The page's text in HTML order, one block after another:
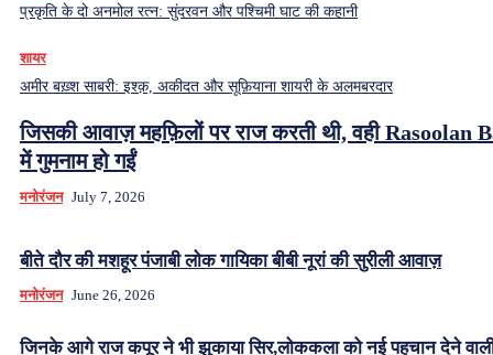
प्रकृति के दो अनमोल रत्न: सुंदरवन और पश्चिमी घाट की कहानी
शायर
अमीर बख़्श साबरी: इश्क़, अकीदत और सूफ़ियाना शायरी के अलमबरदार
जिसकी आवाज़ महफ़िलों पर राज करती थी, वही Rasoolan
में गुमनाम हो गईं
मनोरंजन July 7, 2026
बीते दौर की मशहूर पंजाबी लोक गायिका बीबी नूरां की सुरीली आवाज़
मनोरंजन June 26, 2026
जिनके आगे राज कपूर ने भी झुकाया सिर,लोककला को नई पहचान देने वाली